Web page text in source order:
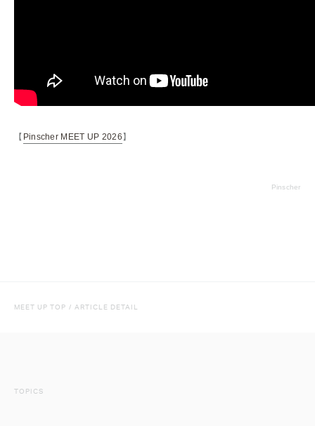
【 Pinscher MEET UP 2026】
Pinscher
MEET UP TOP / ARTICLE DETAIL
TOPICS